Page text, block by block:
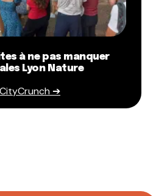
à ne pas manquer
Lyon Nature
➔